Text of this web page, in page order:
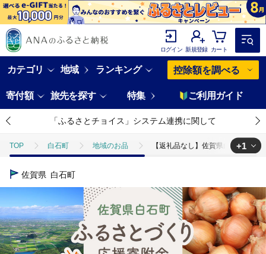
ログイン 新規登録 カート
カテゴリ 地域 ランキング 控除額を調べる
寄付額 旅先を探す 特集 ご利用ガイド
「ふるさとチョイス」システム連携に関して
TOP 白石町 地域のお品 【返礼品なし】佐賀県白石町 ふ
TOP
+1
佐賀県 白石町